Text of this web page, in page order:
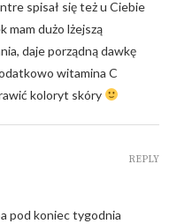
spisał się też u Ciebie
mam dużo lżejszą
daje porządną dawkę
witamina C
koloryt skóry
pod koniec tygodnia
REPLY